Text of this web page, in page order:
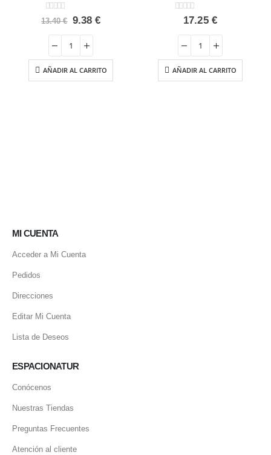
0out of 5
13.40€ El
era:
13.40 €.
9.38 €El
9.38 €.
AÑADIR AL CARRITO
out of 5
17.25 €
AÑADIR AL CARRITO
MI CUENTA
Acceder a Mi Cuenta
Pedidos
Direcciones
Editar Mi Cuenta
Lista de Deseos
ESPACIONATUR
Conócenos
Nuestras Tiendas
Preguntas Frecuentes
Atención al cliente